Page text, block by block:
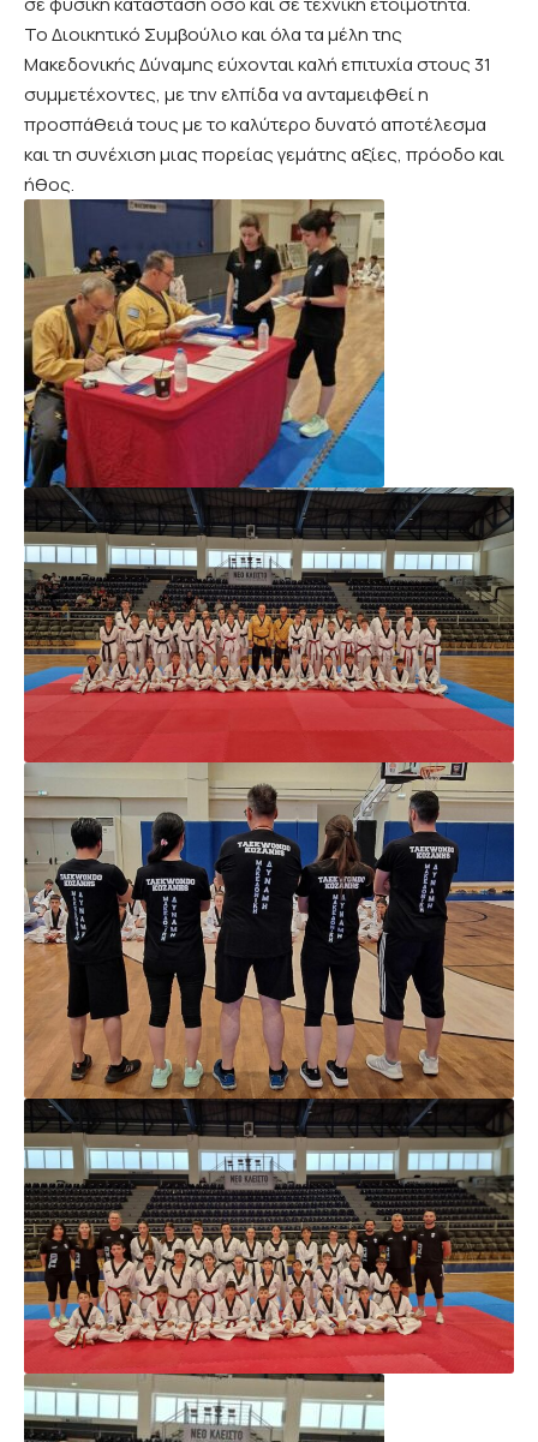
Το Διοικητικό Συμβούλιο και όλα τα μέλη της
Μακεδονικής Δύναμης εύχονται καλή επιτυχία στους 31
συμμετέχοντες, με την ελπίδα να ανταμειφθεί η
προσπάθειά τους με το καλύτερο δυνατό αποτέλεσμα
και τη συνέχιση μιας πορείας γεμάτης αξίες, πρόοδο και
ήθος.